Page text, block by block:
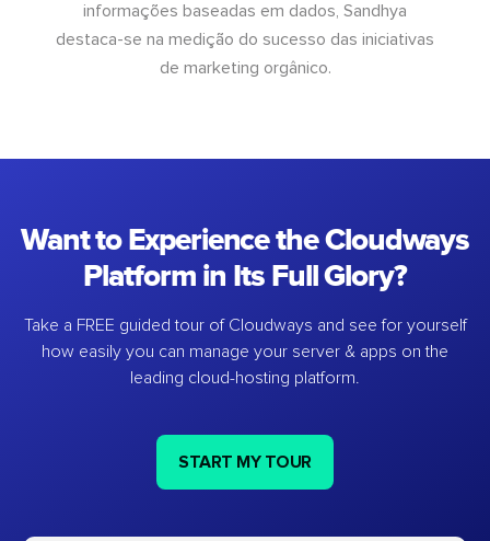
informações baseadas em dados, Sandhya
destaca-se na medição do sucesso das iniciativas
de marketing orgânico.
Want to Experience the Cloudways
Platform in Its Full Glory?
Take a FREE guided tour of Cloudways and see for yourself
how easily you can manage your server & apps on the
leading cloud-hosting platform.
START MY TOUR